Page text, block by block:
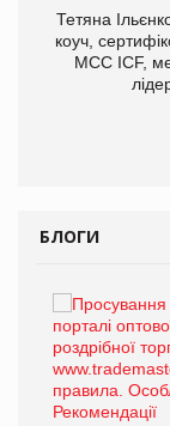
Тетяна
коуч,
МСС ICF,
БЛОГИ